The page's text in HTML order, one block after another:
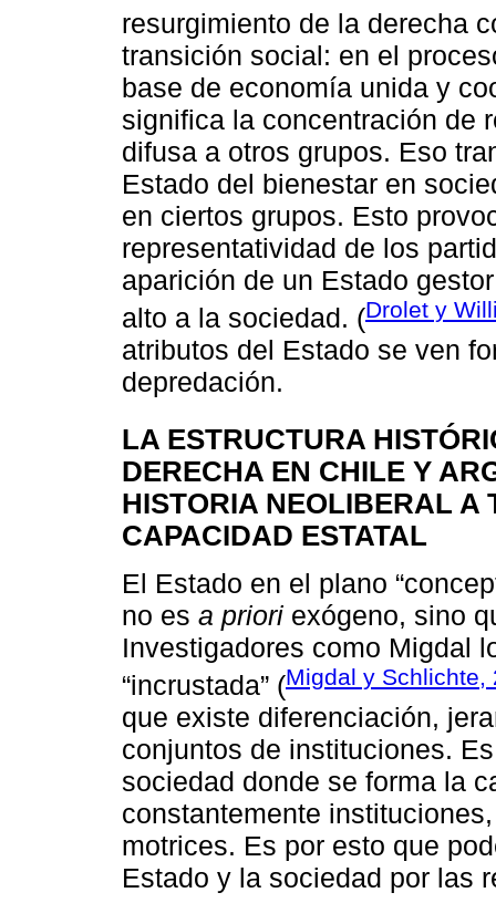
resurgimiento de la derecha
transición social: en el
base de economía unida y
significa la concentración de
difusa a otros grupos. Eso
Estado del bienestar en
en ciertos grupos. Esto
representatividad de los
aparición de un Estado
alto a la sociedad. (Drolet y
atributos del Estado se ven
depredación.
LA ESTRUCTURA
DERECHA EN CHILE Y
HISTORIA NEOLIBERAL A
CAPACIDAD ESTATAL
El Estado en el plano
no es a priori exógeno, sino
Investigadores como Migdal
“incrustada” (Migdal y Schlichte,
que existe diferenciación,
conjuntos de instituciones.
sociedad donde se forma la
constantemente
motrices. Es por esto que
Estado y la sociedad por las